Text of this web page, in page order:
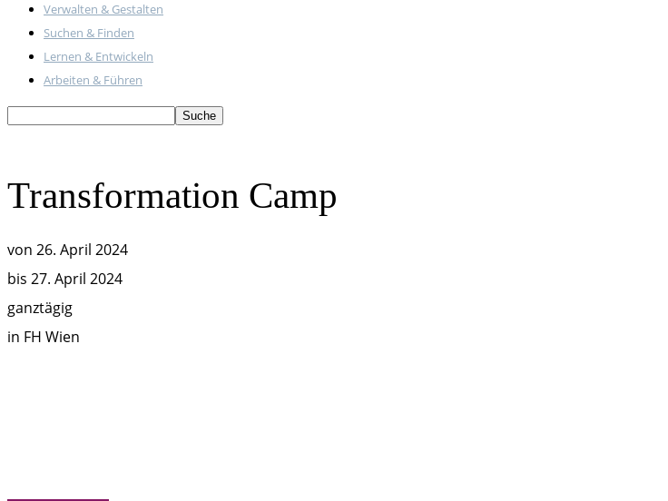
Verwalten & Gestalten
Suchen & Finden
Lernen & Entwickeln
Arbeiten & Führen
Transformation Camp
von 26. April 2024
bis 27. April 2024
ganztägig
in FH Wien